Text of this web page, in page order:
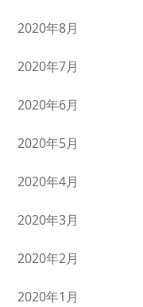
2020年8月
2020年7月
2020年6月
2020年5月
2020年4月
2020年3月
2020年2月
2020年1月